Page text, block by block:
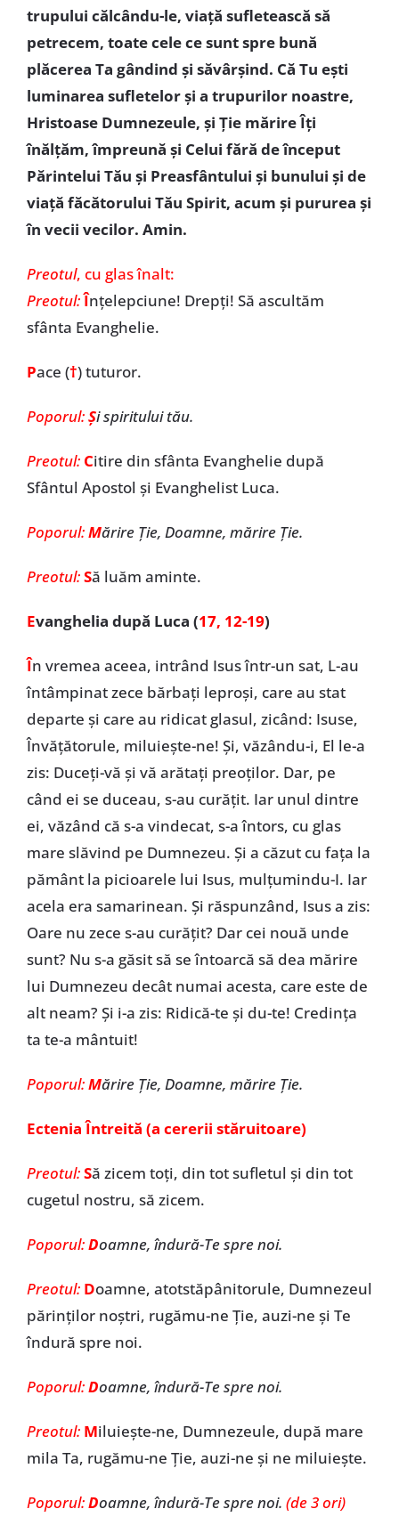
trupului călcându-le, viaţă sufletească să
petrecem, toate cele ce sunt spre bună
plăcerea Ta gândind şi săvârşind. Că Tu eşti
luminarea sufletelor şi a trupurilor noastre,
Hristoase Dumnezeule, şi Ţie mărire Îţi
înălţăm, împreună şi Celui fără de început
Părintelui Tău şi Preasfântului şi bunului şi de
viaţă făcătorului Tău Spirit, acum şi pururea şi
în vecii vecilor. Amin.
Preotul, cu glas înalt:
Preotul:Înţelepciune! Drepţi! Să ascultăm
sfânta Evanghelie.
Pace (†)tuturor.
Poporul:Şi spiritului tău.
Preotul: Citire din sfânta Evanghelie după
Sfântul Apostol și Evanghelist Luca.
Poporul:Mărire Ţie, Doamne, mărire Ţie.
Preotul:Să luăm aminte.
Evanghelia după Luca (17, 12-19)
În vremea aceea, intrând Isus într-un sat, L-au
întâmpinat zece bărbați leproși, care au stat
departe și care au ridicat glasul, zicând: Isuse,
Învățătorule, miluiește-ne! Și, văzându-i, El le-a
zis: Duceți-vă și vă arătați preoților. Dar, pe
când ei se duceau, s-au curățit. Iar unul dintre
ei, văzând că s-a vindecat, s-a întors, cu glas
mare slăvind pe Dumnezeu. Și a căzut cu fața la
pământ la picioarele lui Isus, mulțumindu-I. Iar
acela era samarinean. Și răspunzând, Isus a zis:
Oare nu zece s-au curățit? Dar cei nouă unde
sunt? Nu s-a găsit să se întoarcă să dea mărire
lui Dumnezeu decât numai acesta, care este de
alt neam? Și i-a zis: Ridică-te și du-te! Credința
ta te-a mântuit!
Poporul:Mărire Ţie, Doamne, mărire Ţie.
Ectenia Întreită (a cererii stăruitoare)
Preotul:Să zicem toţi, din tot sufletul şi din tot
cugetul nostru, să zicem.
Poporul:Doamne, îndură-Te spre noi.
Preotul: Doamne, atotstăpânitorule, Dumnezeul
părinţilor noştri, rugămu-ne Ţie, auzi-ne şi Te
îndură spre noi.
Poporul:Doamne, îndură-Te spre noi.
Preotul: Miluieşte-ne, Dumnezeule, după mare
mila Ta, rugămu-ne Ţie, auzi-ne şi ne miluieşte.
Poporul:Doamne, îndură-Te spre noi. (de 3 ori)